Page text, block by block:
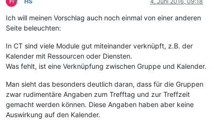
Ich will meinen Vorschlag auch noch einmal von einer anderen
Seite beleuchten:
In CT sind viele Module gut miteinander verknüpft, z.B. der
Kalender mit Ressourcen oder Diensten.
Was fehlt, ist eine Verknüpfung zwischen Gruppe und Kalender.
Man sieht das besonders deutlich daran, dass für die Gruppen
zwar rudimentäre Angaben zum Trefftag und zur Treffzeit
gemacht werden können. Diese Angaben haben aber keine
Auswirkung auf den Kalender.